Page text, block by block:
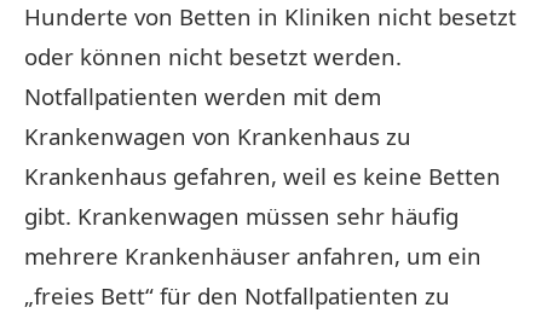
Hunderte von Betten in Kliniken nicht besetzt
oder können nicht besetzt werden.
Notfallpatienten werden mit dem
Krankenwagen von Krankenhaus zu
Krankenhaus gefahren, weil es keine Betten
gibt. Krankenwagen müssen sehr häufig
mehrere Krankenhäuser anfahren, um ein
„freies Bett“ für den Notfallpatienten zu